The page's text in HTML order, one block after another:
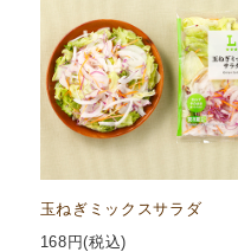
玉ねぎミックスサラダ
168 円(税込)